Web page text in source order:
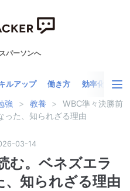
パーソンへ
ルアップ 働き方 効率化 自
強 > 教養 >
WBC準々決勝前
った、知られざる理由
-03-14
む。ベネズエラ
、知られざる理由